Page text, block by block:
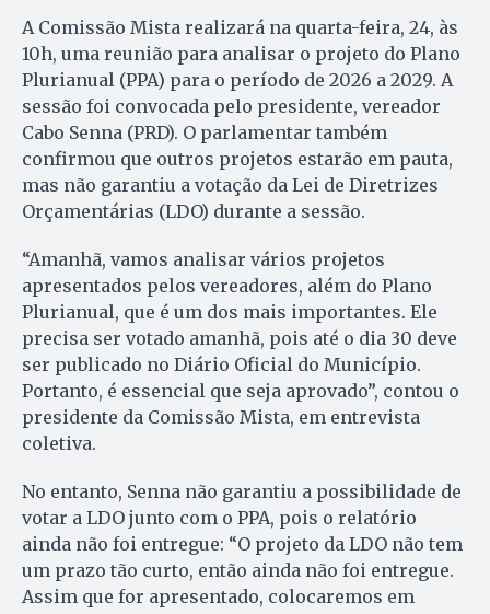
A Comissão Mista realizará na quarta-feira, 24, às
10h, uma reunião para analisar o projeto do Plano
Plurianual (PPA) para o período de 2026 a 2029. A
sessão foi convocada pelo presidente, vereador
Cabo Senna (PRD). O parlamentar também
confirmou que outros projetos estarão em pauta,
mas não garantiu a votação da Lei de Diretrizes
Orçamentárias (LDO) durante a sessão.
“Amanhã, vamos analisar vários projetos
apresentados pelos vereadores, além do Plano
Plurianual, que é um dos mais importantes. Ele
precisa ser votado amanhã, pois até o dia 30 deve
ser publicado no Diário Oficial do Município.
Portanto, é essencial que seja aprovado”, contou o
presidente da Comissão Mista, em entrevista
coletiva.
No entanto, Senna não garantiu a possibilidade de
votar a LDO junto com o PPA, pois o relatório
ainda não foi entregue: “O projeto da LDO não tem
um prazo tão curto, então ainda não foi entregue.
Assim que for apresentado, colocaremos em